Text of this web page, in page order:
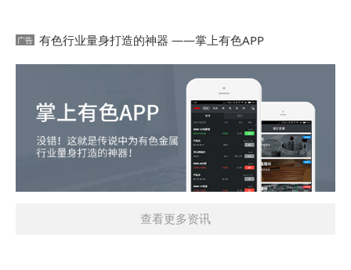
有色行业量身打造的神器 ——掌上有色APP
查看更多资讯